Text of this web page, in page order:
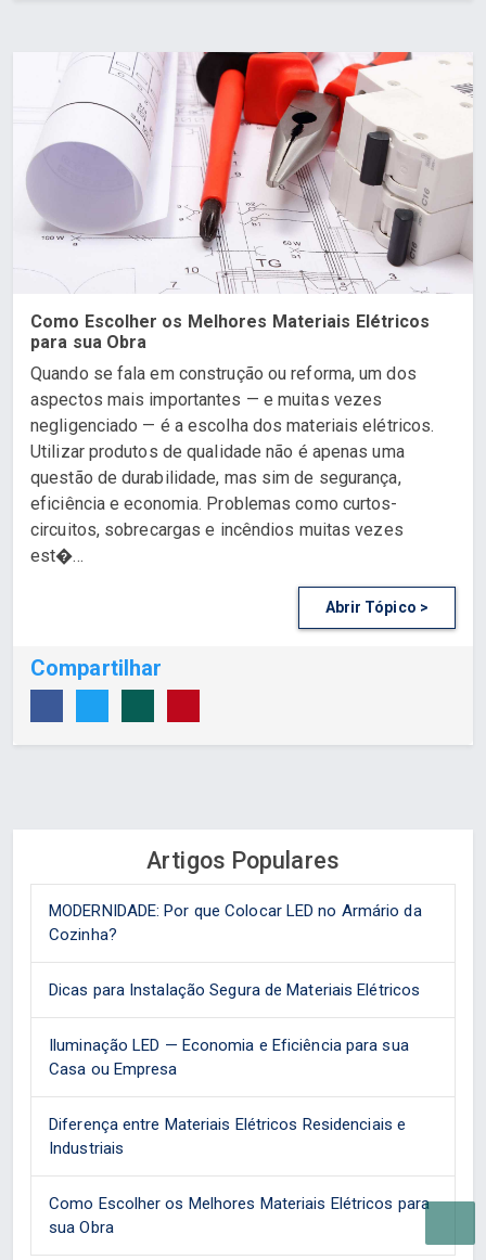
Como Escolher os Melhores Materiais Elétricos
para sua Obra
Quando se fala em construção ou reforma, um dos
aspectos mais importantes — e muitas vezes
negligenciado — é a escolha dos materiais elétricos.
Utilizar produtos de qualidade não é apenas uma
questão de durabilidade, mas sim de segurança,
eficiência e economia. Problemas como curtos-
circuitos, sobrecargas e incêndios muitas vezes
est�...
Abrir Tópico >
Compartilhar
Artigos Populares
MODERNIDADE: Por que Colocar LED no Armário da
Cozinha?
Dicas para Instalação Segura de Materiais Elétricos
Iluminação LED — Economia e Eficiência para sua
Casa ou Empresa
Diferença entre Materiais Elétricos Residenciais e
Industriais
Como Escolher os Melhores Materiais Elétricos para
sua Obra